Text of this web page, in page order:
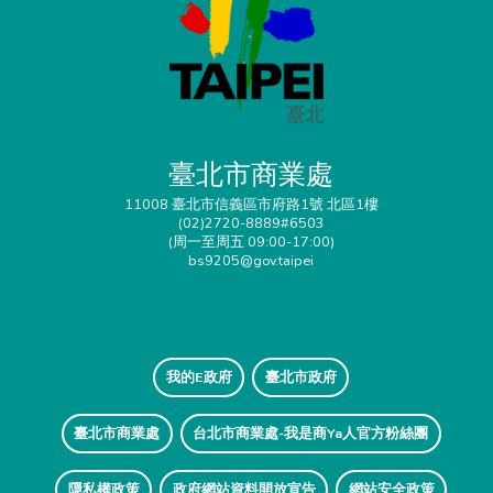
臺北市商業處
11008 臺北市信義區市府路1號 北區1樓
(02)2720-8889#6503
(周一至周五 09:00-17:00)
bs9205@gov.taipei
我的E政府 臺北市政府
臺北市商業處 台北市商業處-我是商Ya人官方粉絲團